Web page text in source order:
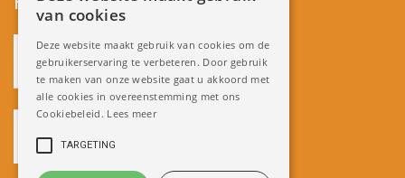
van cookies
Deze website maakt gebruik van cookies om de
gebruikerservaring te verbeteren. Door gebruik
te maken van onze website gaat u akkoord met
alle cookies in overeenstemming met ons
Cookiebeleid. Lees meer
TARGETING